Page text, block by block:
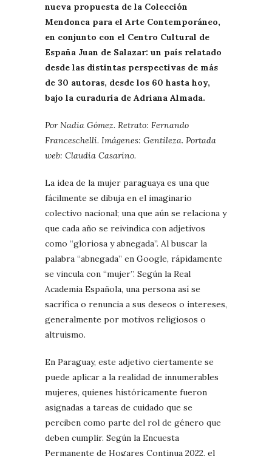
nueva propuesta de la Colección
Mendonca para el Arte Contemporáneo,
en conjunto con el Centro Cultural de
España Juan de Salazar: un país relatado
desde las distintas perspectivas de más
de 30 autoras, desde los 60 hasta hoy,
bajo la curaduría de Adriana Almada.
Por Nadia Gómez. Retrato: Fernando
Franceschelli. Imágenes: Gentileza. Portada
web: Claudia Casarino.
La idea de la mujer paraguaya es una que
fácilmente se dibuja en el imaginario
colectivo nacional; una que aún se relaciona y
que cada año se reivindica con adjetivos
como “gloriosa y abnegada”. Al buscar la
palabra “abnegada” en Google, rápidamente
se vincula con “mujer”. Según la Real
Academia Española, una persona así se
sacrifica o renuncia a sus deseos o intereses,
generalmente por motivos religiosos o
altruismo.
En Paraguay, este adjetivo ciertamente se
puede aplicar a la realidad de innumerables
mujeres, quienes históricamente fueron
asignadas a tareas de cuidado que se
perciben como parte del rol de género que
deben cumplir. Según la Encuesta
Permanente de Hogares Continua 2022, el